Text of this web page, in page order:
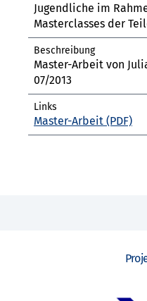
Jugendliche im
Masterclasses der
Master-Arbeit von
07/2013
Master-Arbeit